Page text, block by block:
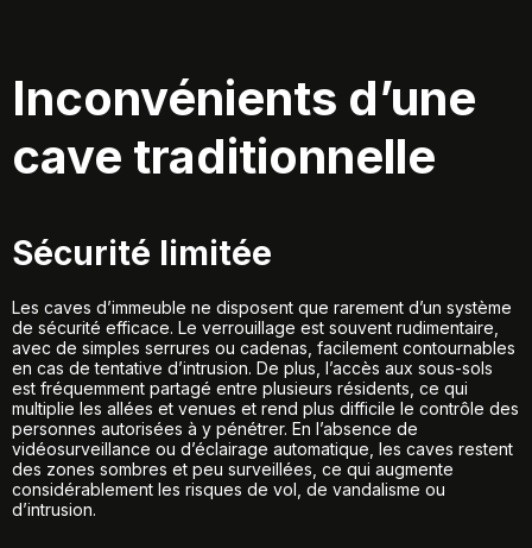
Inconvénients d’une
cave traditionnelle
Sécurité limitée
Les caves d’immeuble ne disposent que rarement d’un système
de sécurité efficace. Le verrouillage est souvent rudimentaire,
avec de simples serrures ou cadenas, facilement contournables
en cas de tentative d’intrusion. De plus, l’accès aux sous-sols
est fréquemment partagé entre plusieurs résidents, ce qui
multiplie les allées et venues et rend plus difficile le contrôle des
personnes autorisées à y pénétrer. En l’absence de
vidéosurveillance ou d’éclairage automatique, les caves restent
des zones sombres et peu surveillées, ce qui augmente
considérablement les risques de vol, de vandalisme ou
d’intrusion.